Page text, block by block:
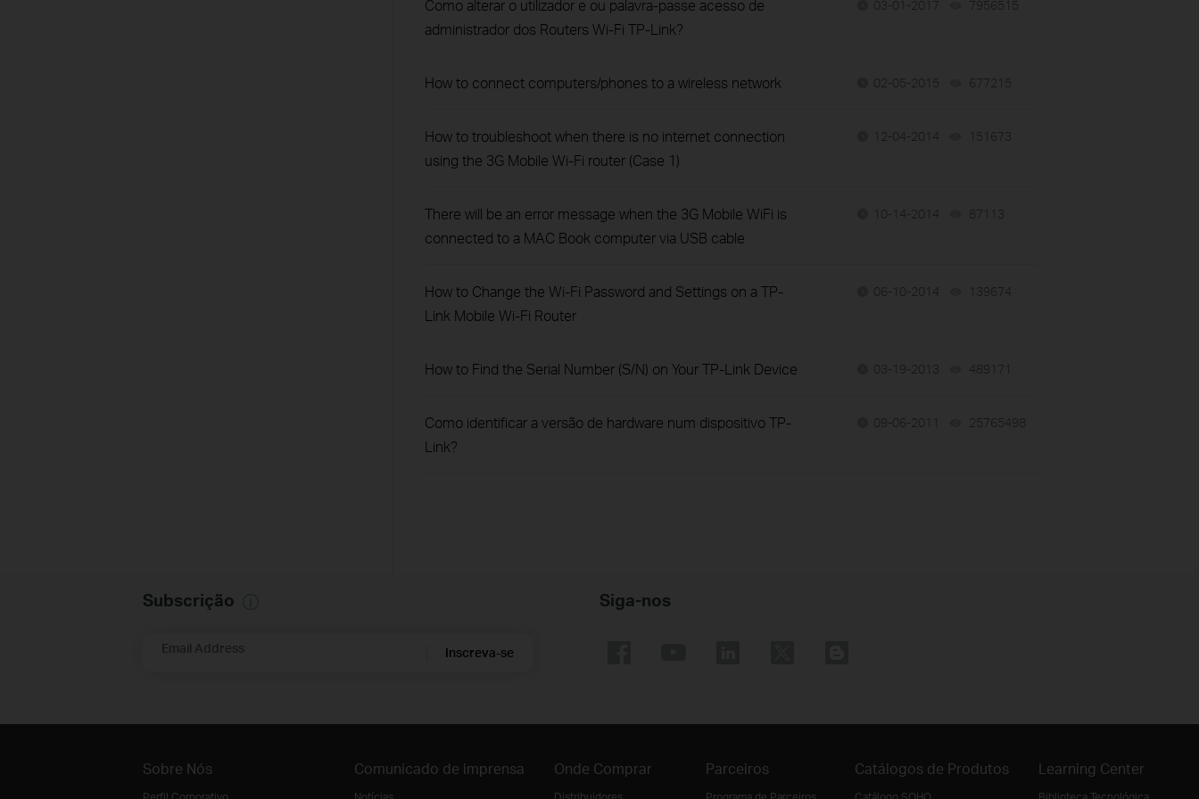
Como alterar o utilizador e ou palavra-passe acesso de
administrador dos Routers Wi-Fi TP-Link?
03-01-2017 7956515
How to connect computers/phones to a wireless network 02-05-2015 677215
How to troubleshoot when there is no internet connection
using the 3G Mobile Wi-Fi router (Case 1)
12-04-2014 151673
There will be an error message when the 3G Mobile WiFi is
connected to a MAC Book computer via USB cable
10-14-2014 87113
How to Change the Wi-Fi Password and Settings on a TP-
Link Mobile Wi-Fi Router
06-10-2014 139674
How to Find the Serial Number (S/N) on Your TP-Link Device 03-19-2013 489171
Como identificar a versão de hardware num dispositivo TP-
Link?
09-06-2011 25765498
Subscrição
Email Address Inscreva-se
Siga-nos
Sobre Nós Comunicado de imprensa Onde Comprar Parceiros Catálogos de Produtos Learning Center